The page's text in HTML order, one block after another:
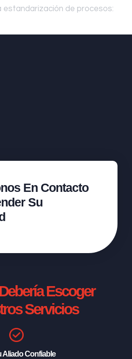
estandarización de procesos:
En Contacto
Su
Escoger
Servicios
Aliado Confiable